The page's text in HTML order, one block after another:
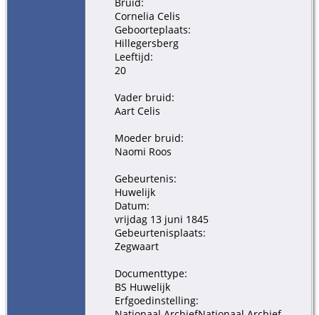
Cornelia Celis
Geboorteplaats:
Hillegersberg
Leeftijd:
20
Vader bruid:
Aart Celis
Moeder bruid:
Naomi Roos
Gebeurtenis:
Huwelijk
Datum:
vrijdag 13 juni 1845
Gebeurtenisplaats:
Zegwaart
Documenttype:
BS Huwelijk
Erfgoedinstelling: